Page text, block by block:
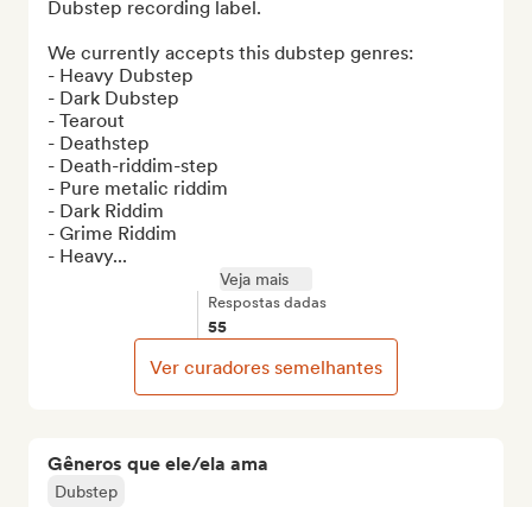
Gêneros que ele/ela ama
Dubstep
Dubstep recording label.
We currently accepts this dubstep genres:
- Heavy Dubstep
- Dark Dubstep
- Tearout
- Deathstep
- Death-riddim-step
- Pure metalic riddim
- Dark Riddim
- Grime Riddim
- Heavy...
Veja mais
Respostas dadas
55
Ver curadores semelhantes